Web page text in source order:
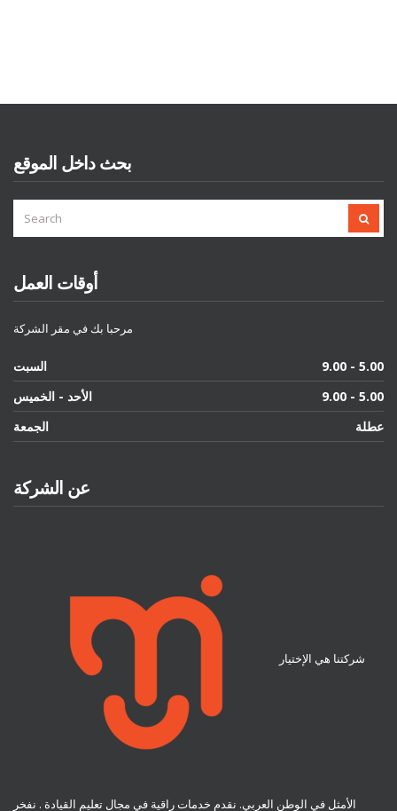
بحث داخل الموقع
FOR:
أوقات العمل
مرحبا بك في مقر الشركة
السبت
9.00 - 5.00
الأحد - الخميس
9.00 - 5.00
الجمعة
عطلة
عن الشركة
شركتنا هي الإختيار
الأمثل في الوطن العربي. نقدم خدمات راقية في مجال تعليم القيادة . نفخر